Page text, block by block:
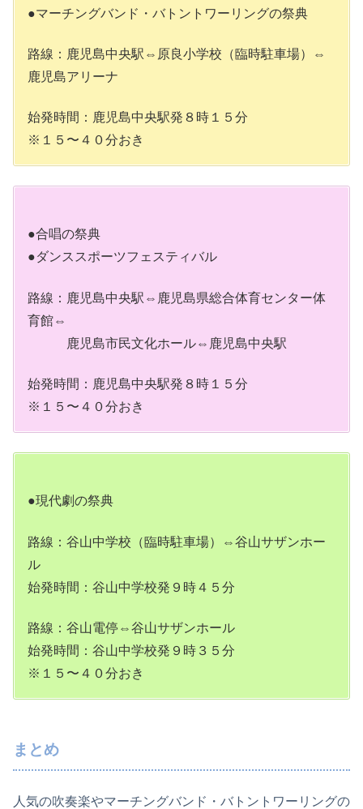
●マーチングバンド・バトントワーリングの祭典
路線：鹿児島中央駅⇔原良小学校（臨時駐車場）⇔
鹿児島アリーナ
始発時間：鹿児島中央駅発８時１５分
※１５〜４０分おき
●合唱の祭典
●ダンススポーツフェスティバル
路線：鹿児島中央駅⇔鹿児島県総合体育センター体
育館⇔
鹿児島市民文化ホール⇔鹿児島中央駅
始発時間：鹿児島中央駅発８時１５分
※１５〜４０分おき
●現代劇の祭典
路線：谷山中学校（臨時駐車場）⇔谷山サザンホー
ル
始発時間：谷山中学校発９時４５分
路線：谷山電停⇔谷山サザンホール
始発時間：谷山中学校発９時３５分
※１５〜４０分おき
まとめ
人気の吹奏楽やマーチングバンド・バトントワーリングの